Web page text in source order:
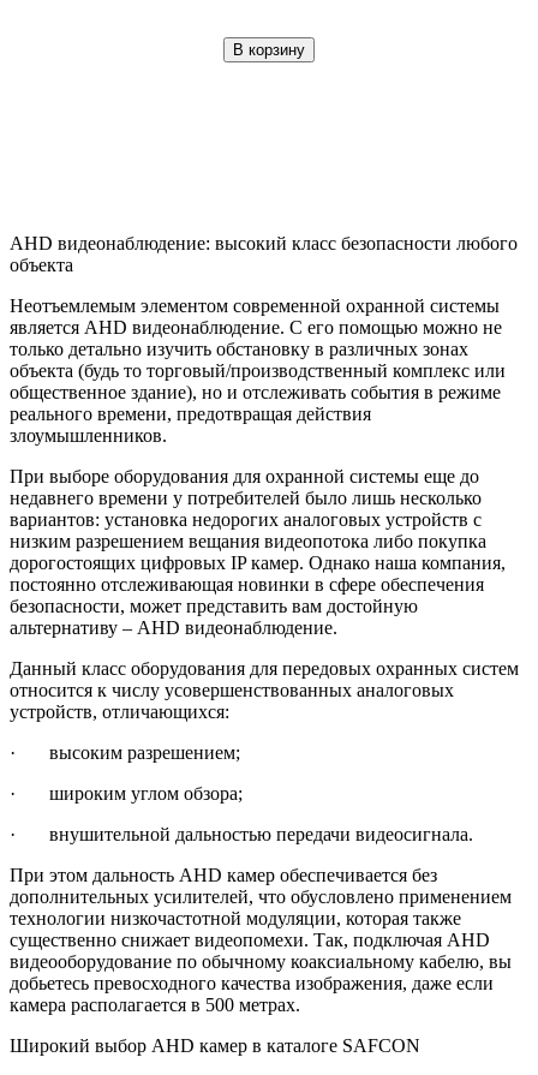
В корзину
AHD видеонаблюдение: высокий класс безопасности любого
объекта
Неотъемлемым элементом современной охранной системы
является AHD видеонаблюдение. С его помощью можно не
только детально изучить обстановку в различных зонах
объекта (будь то торговый/производственный комплекс или
общественное здание), но и отслеживать события в режиме
реального времени, предотвращая действия
злоумышленников.
При выборе оборудования для охранной системы еще до
недавнего времени у потребителей было лишь несколько
вариантов: установка недорогих аналоговых устройств с
низким разрешением вещания видеопотока либо покупка
дорогостоящих цифровых IP камер. Однако наша компания,
постоянно отслеживающая новинки в сфере обеспечения
безопасности, может представить вам достойную
альтернативу – AHD видеонаблюдение.
Данный класс оборудования для передовых охранных систем
относится к числу усовершенствованных аналоговых
устройств, отличающихся:
· высоким разрешением;
· широким углом обзора;
· внушительной дальностью передачи видеосигнала.
При этом дальность AHD камер обеспечивается без
дополнительных усилителей, что обусловлено применением
технологии низкочастотной модуляции, которая также
существенно снижает видеопомехи. Так, подключая AHD
видеооборудование по обычному коаксиальному кабелю, вы
добьетесь превосходного качества изображения, даже если
камера располагается в 500 метрах.
Широкий выбор AHD камер в каталоге SAFCON